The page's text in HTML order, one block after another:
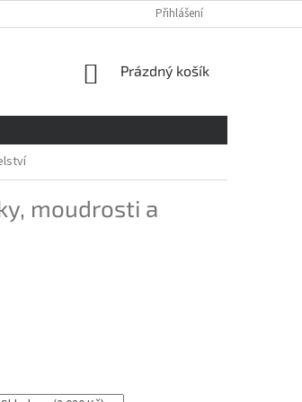
VŠE O NÁKUPU
Přihlášení
NÁKUPNÍ
Prázdný košík
moudrosti a